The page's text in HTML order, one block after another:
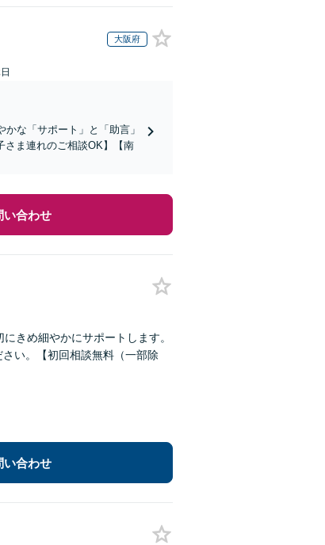
大阪府
な「サポート」と「助言」
さま連れのご相談OK】【南
い合わせ
きめ細やかにサポートします。
い。【初回相談無料（一部除
い合わせ